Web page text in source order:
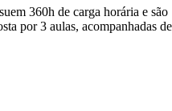
360h de carga horária e
por 3 aulas, acompanhadas